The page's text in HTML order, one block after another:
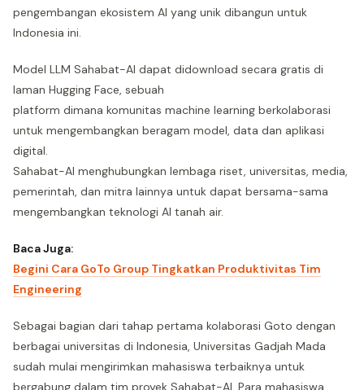
pengembangan ekosistem AI yang unik dibangun untuk
Indonesia ini.
Model LLM Sahabat-AI dapat didownload secara gratis di
laman Hugging Face, sebuah
platform dimana komunitas machine learning berkolaborasi
untuk mengembangkan beragam model, data dan aplikasi
digital.
Sahabat-AI menghubungkan lembaga riset, universitas, media,
pemerintah, dan mitra lainnya untuk dapat bersama-sama
mengembangkan teknologi AI tanah air.
Baca Juga:
Begini Cara GoTo Group Tingkatkan Produktivitas Tim
Engineering
Sebagai bagian dari tahap pertama kolaborasi Goto dengan
berbagai universitas di Indonesia, Universitas Gadjah Mada
sudah mulai mengirimkan mahasiswa terbaiknya untuk
bergabung dalam tim proyek Sahabat-AI. Para mahasiswa